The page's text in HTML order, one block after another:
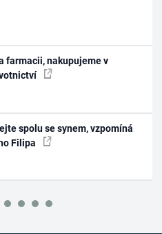
farmacii, nakupujeme v
spolu se synem, vzpomíná
Filipa